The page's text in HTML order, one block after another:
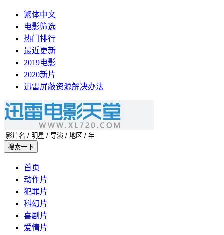
繁体中文
电影筛选
热门排行
最近更新
2019电影
2020新片
迅雷屏蔽资源解决办法
首页
动作片
犯罪片
科幻片
喜剧片
爱情片